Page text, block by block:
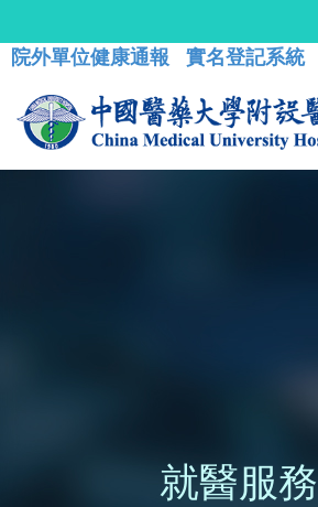
院外單位健康通報 實名登記系統
就醫服務